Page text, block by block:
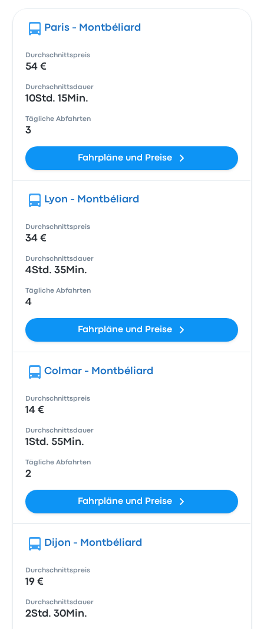
Paris - Montbéliard
Durchschnittspreis
54 €
Durchschnittsdauer
10Std. 15Min.
Tägliche Abfahrten
3
Fahrpläne und Preise
Lyon - Montbéliard
Durchschnittspreis
34 €
Durchschnittsdauer
4Std. 35Min.
Tägliche Abfahrten
4
Fahrpläne und Preise
Colmar - Montbéliard
Durchschnittspreis
14 €
Durchschnittsdauer
1Std. 55Min.
Tägliche Abfahrten
2
Fahrpläne und Preise
Dijon - Montbéliard
Durchschnittspreis
19 €
Durchschnittsdauer
2Std. 30Min.